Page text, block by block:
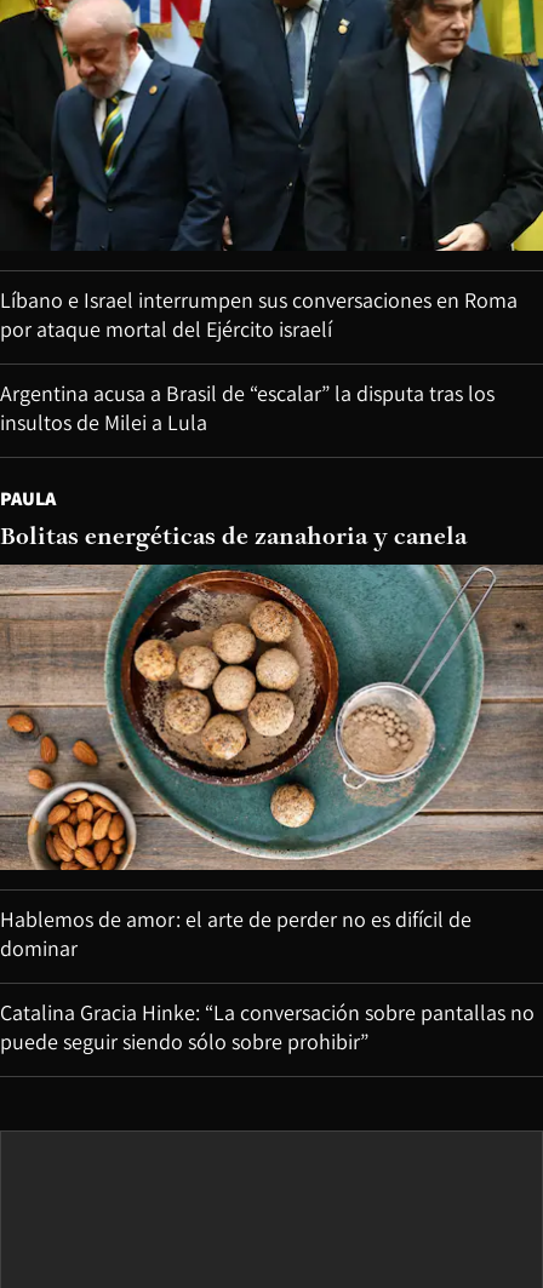
Líbano e Israel interrumpen sus conversaciones en Roma
por ataque mortal del Ejército israelí
Argentina acusa a Brasil de “escalar” la disputa tras los
insultos de Milei a Lula
PAULA
Bolitas energéticas de zanahoria y canela
Hablemos de amor: el arte de perder no es difícil de
dominar
Catalina Gracia Hinke: “La conversación sobre pantallas no
puede seguir siendo sólo sobre prohibir”